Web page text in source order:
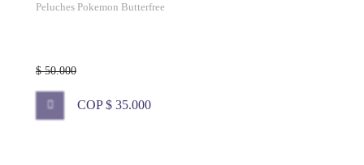
Peluches Pokemon Butterfree
$ 50.000
COP $ 35.000